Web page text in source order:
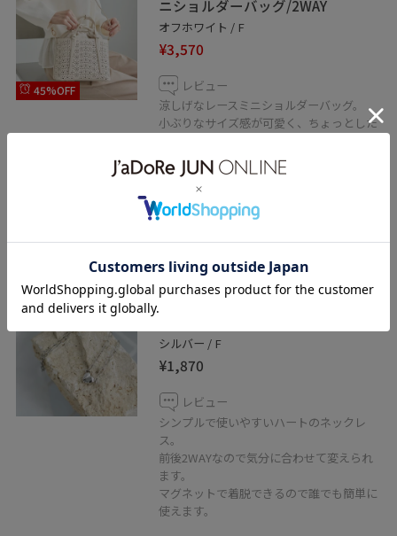
45%OFF
ニショルダーバッグ/2WAY
オフホワイト / F
¥3,570
レビュー
涼しげなレースミニショルダーバッグ。
小ぶりなサイズ感が可愛く、ちょっとした
巾着付きなので中身が見える心配もありま
せん。
付属のキーホルダーにお好みのチャームを
つけてアレンジできます。
ROPÉ PICNIC PASSAGE
マグネットハートボールドチェー
シルバー / F
¥1,870
レビュー
シンプルで使いやすいハートのネックレ
ス。
前後2WAYなので気分に合わせて変えられ
ます。
マグネットで着脱できるので誰でも簡単に
使えます。